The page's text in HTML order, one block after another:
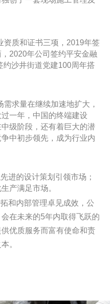
资质和证书三项，2019年签
2020年公司签约平安金融
沙井街道党建100周年搭
求量在继续加速地扩大，
一年，中国的终端建设
级阶段，还有着巨大的潜
中初步领先，成为行业内
进的设计策划引领市场；
产满足市场。
和内部管理卓见成效，公
在未来的5年内取得飞跃的
优质服务而富有使命和责
。